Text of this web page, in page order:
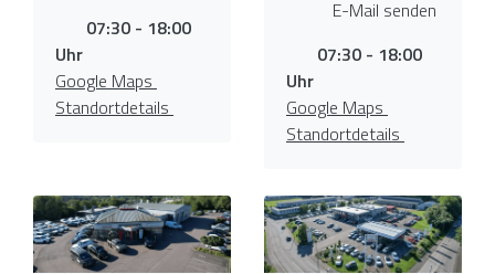
07:30 - 18:00
Uhr
Google Maps
Standortdetails
E-Mail senden
07:30 - 18:00
Uhr
Google Maps
Standortdetails